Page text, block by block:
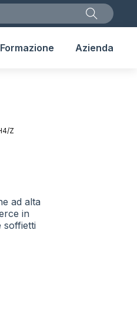
Formazione Azienda
Z
ad alta
in
soffietti